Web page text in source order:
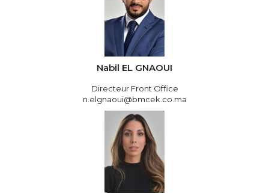
Nabil EL GNAOUI
Directeur Front Office
n.elgnaoui@bmcek.co.ma